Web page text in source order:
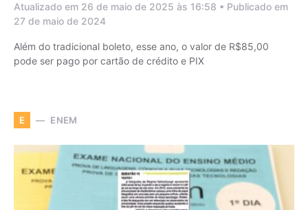
Atualizado em 26 de maio de 2025 às 16:58 • Publicado em
27 de maio de 2024
Além do tradicional boleto, esse ano, o valor de R$85,00
pode ser pago por cartão de crédito e PIX
E ENEM